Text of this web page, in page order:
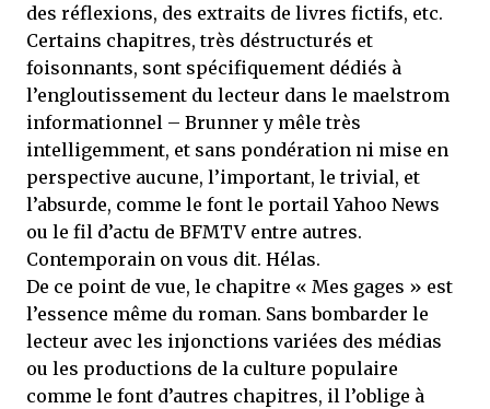
des réflexions, des extraits de livres fictifs, etc.
Certains chapitres, très déstructurés et
foisonnants, sont spécifiquement dédiés à
l’engloutissement du lecteur dans le maelstrom
informationnel – Brunner y mêle très
intelligemment, et sans pondération ni mise en
perspective aucune, l’important, le trivial, et
l’absurde, comme le font le portail Yahoo News
ou le fil d’actu de BFMTV entre autres.
Contemporain on vous dit. Hélas.
De ce point de vue, le chapitre « Mes gages » est
l’essence même du roman. Sans bombarder le
lecteur avec les injonctions variées des médias
ou les productions de la culture populaire
comme le font d’autres chapitres, il l’oblige à